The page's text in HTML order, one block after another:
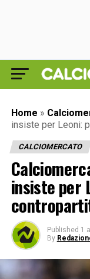
Home »
insiste per Leoni:
CALCIOMERCATO
insiste per
Published 1
By